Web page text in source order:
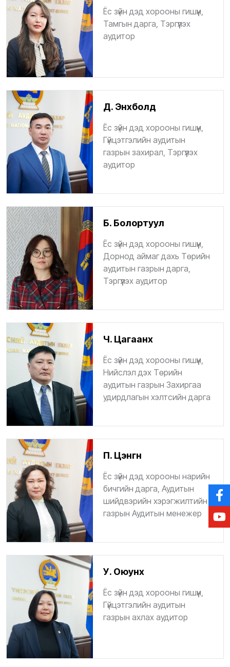
Ёс зүйн дэд хорооны гишүүн,
Тамгын дарга, Тэргүүлэх
аудитор
Д. Энхболд
Ёс зүйн дэд хорооны гишүүн,
Гүйцэтгэлийн аудитын
газрын захирал, Тэргүүлэх
аудитор
Б. Болортуул
Ёс зүйн дэд хорооны гишүүн,
Дорнод аймаг дахь Төрийн
аудитын газрын дарга,
Тэргүүлэх аудитор
Ч. Цагаанхүү
Ёс зүйн дэд хорооны гишүүн,
Нийслэл дэх Төрийн
аудитын газрын Захиргаа
удирдлагын хэлтсийн дарга
П. Цэнгүүн
Ёс зүйн дэд хорооны нарийн
бичгийн дарга, Аудитын
шийдвэрийн хэрэгжилтийн
газрын Аудитын менежер
У. Оюунхүү
Ёс зүйн дэд хорооны гишүүн,
Гүйцэтгэлийн аудитын
газрын ахлах аудитор